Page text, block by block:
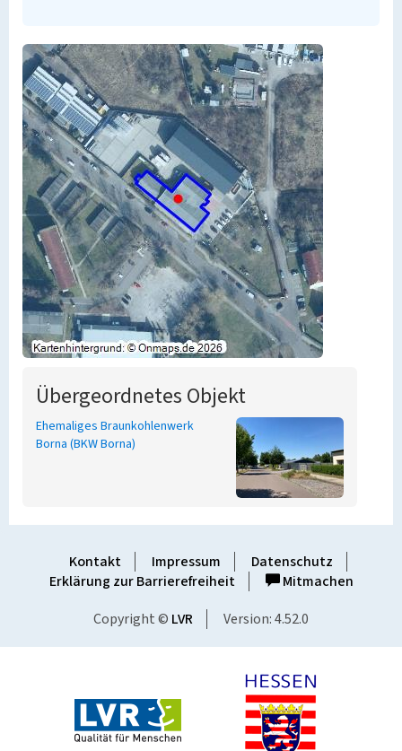
Übergeordnetes Objekt
Ehemaliges Braunkohlenwerk
Borna (BKW Borna)
Kontakt Impressum
Datenschutz
Erklärung zur Barrierefreiheit
Mitmachen
Copyright © LVR Version: 4.52.0